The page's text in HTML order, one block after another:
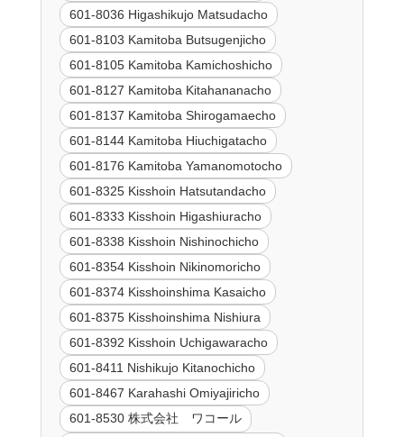
601-8036 Higashikujo Matsudacho
601-8103 Kamitoba Butsugenjicho
601-8105 Kamitoba Kamichoshicho
601-8127 Kamitoba Kitahananacho
601-8137 Kamitoba Shirogamaecho
601-8144 Kamitoba Hiuchigatacho
601-8176 Kamitoba Yamanomotocho
601-8325 Kisshoin Hatsutandacho
601-8333 Kisshoin Higashiuracho
601-8338 Kisshoin Nishinochicho
601-8354 Kisshoin Nikinomoricho
601-8374 Kisshoinshima Kasaicho
601-8375 Kisshoinshima Nishiura
601-8392 Kisshoin Uchigawaracho
601-8411 Nishikujo Kitanochicho
601-8467 Karahashi Omiyajiricho
601-8530 株式会社 ワコール